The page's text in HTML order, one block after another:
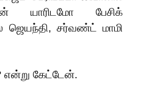
யாரிடமோ பேசிக்
ஜெயந்தி, சர்வண்ட் மாமி
கேட்டேன்.